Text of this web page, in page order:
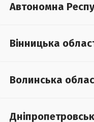
Автономна
Вінницька
Волинська